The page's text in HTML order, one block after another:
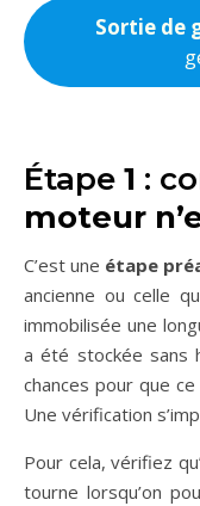
Sortie de
Étape 1 :
moteur
C’est une étape
ancienne ou celle
immobilisée une
a été stockée sans
chances pour que
Une vérification
Pour cela, vérifiez
tourne lorsqu’on